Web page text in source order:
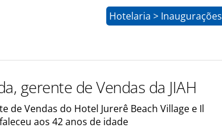
Hotelaria > Inaugurações
gerente de Vendas da JIAH
de Vendas do Hotel Jurerê Beach Village e Il
aos 42 anos de idade